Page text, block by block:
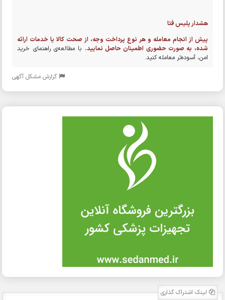
هشدار پلیس فتا
پیش از انجام معامله و هر نوع پرداخت وجه، از صحت کالا یا خدمات ارائه
شده، به صورت حضوری اطمینان حاصل نمایید. با مطالعه‌ی راهنمای خرید
امن، آسوده‌تر معامله کنید.
گزارش مشکل آگهی
لینک اشتراک گذاری